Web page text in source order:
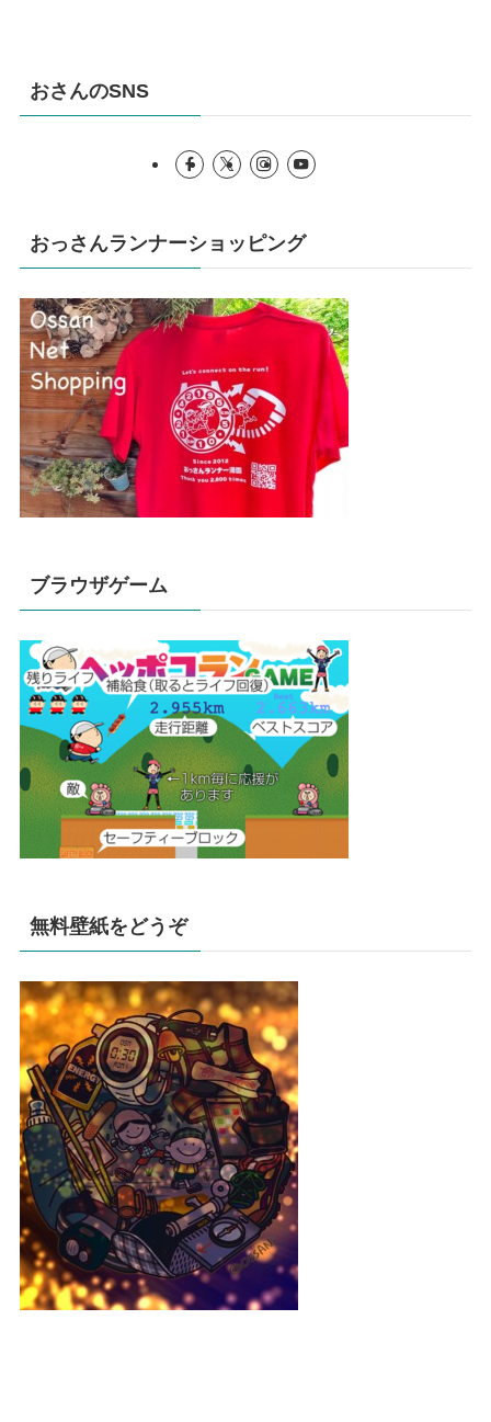
おさんのSNS
おっさんランナーショッピング
ブラウザゲーム
無料壁紙をどうぞ